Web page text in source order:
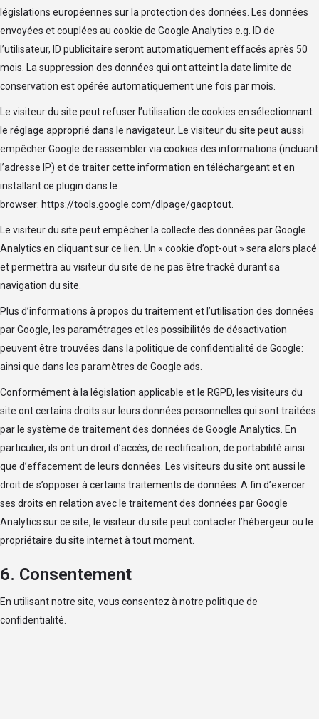
législations européennes sur la protection des données. Les données
envoyées et couplées au cookie de Google Analytics e.g. ID de
l’utilisateur, ID publicitaire seront automatiquement effacés après 50
mois. La suppression des données qui ont atteint la date limite de
conservation est opérée automatiquement une fois par mois.
Le visiteur du site peut refuser l’utilisation de cookies en sélectionnant
le réglage approprié dans le navigateur. Le visiteur du site peut aussi
empêcher Google de rassembler via cookies des informations (incluant
l’adresse IP) et de traiter cette information en téléchargeant et en
installant ce plugin dans le
browser: https://tools.google.com/dlpage/gaoptout
Le visiteur du site peut empêcher la collecte des données par Google
Analytics en cliquant sur ce lien . Un « cookie d’opt-out » sera alors placé
et permettra au visiteur du site de ne pas être tracké durant sa
navigation du site.
Plus d’informations à propos du traitement et l’utilisation des données
par Google, les paramétrages et les possibilités de désactivation
peuvent être trouvées dans la politique de confidentialité de Google:
ainsi que dans les paramètres de Google ads
Conformément à la législation applicable et le RGPD, les visiteurs du
site ont certains droits sur leurs données personnelles qui sont traitées
par le système de traitement des données de Google Analytics. En
particulier, ils ont un droit d’accès, de rectification, de portabilité ainsi
que d’effacement de leurs données. Les visiteurs du site ont aussi le
droit de s’opposer à certains traitements de données. A fin d’exercer
ses droits en relation avec le traitement des données par Google
Analytics sur ce site, le visiteur du site peut contacter l’hébergeur ou le
propriétaire du site internet à tout moment.
6. Consentement
En utilisant notre site, vous consentez à notre politique de
confidentialité.